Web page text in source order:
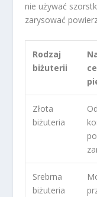
nie używać
zarysować
Rodzaj
biżuterii
Złota
biżuteria
Srebrna
biżuteria